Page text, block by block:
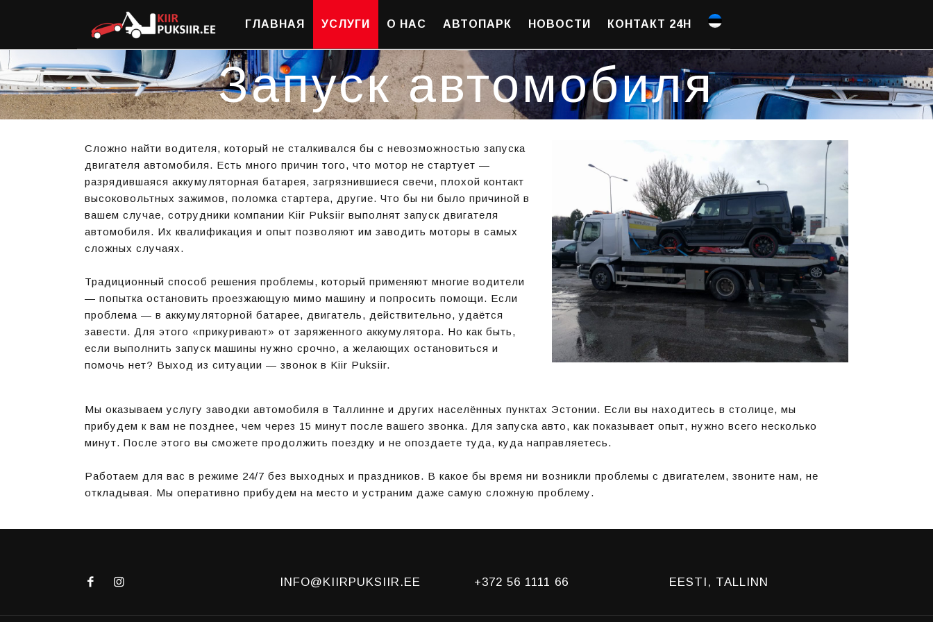
ГЛАВНАЯ УСЛУГИ О НАС АВТОПАРК НОВОСТИ КОНТАКТ 24H
Запуск автомобиля
Сложно найти водителя, который не сталкивался бы с невозможностью запуска
двигателя автомобиля. Есть много причин того, что мотор не стартует —
разрядившаяся аккумуляторная батарея, загрязнившиеся свечи, плохой контакт
высоковольтных зажимов, поломка стартера, другие. Что бы ни было причиной в
вашем случае, сотрудники компании Kiir Puksiir выполнят запуск двигателя
автомобиля. Их квалификация и опыт позволяют им заводить моторы в самых
сложных случаях.
Традиционный способ решения проблемы, который применяют многие водители
— попытка остановить проезжающую мимо машину и попросить помощи. Если
проблема — в аккумуляторной батарее, двигатель, действительно, удаётся
завести. Для этого «прикуривают» от заряженного аккумулятора. Но как быть,
если выполнить запуск машины нужно срочно, а желающих остановиться и
помочь нет? Выход из ситуации — звонок в Kiir Puksiir.
Мы оказываем услугу заводки автомобиля в Таллинне и других населённых пунктах Эстонии. Если вы находитесь в столице, мы
прибудем к вам не позднее, чем через 15 минут после вашего звонка. Для запуска авто, как показывает опыт, нужно всего несколько
минут. После этого вы сможете продолжить поездку и не опоздаете туда, куда направляетесь.
Работаем для вас в режиме 24/7 без выходных и праздников. В какое бы время ни возникли проблемы с двигателем, звоните нам, не
откладывая. Мы оперативно прибудем на место и устраним даже самую сложную проблему.
INFO@KIIRPUKSIIR.EE +372 56 1111 66 EESTI, TALLINN